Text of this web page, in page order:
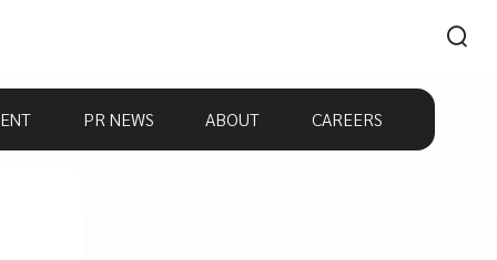
PR NEWS ABOUT CAREERS